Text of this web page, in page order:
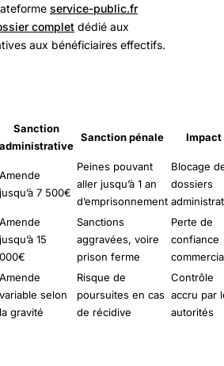
service-public.fr
complet dédié aux
aux bénéficiaires effectifs.
Sanction
administrative
Sanction pénale Impact
Amende
jusqu’à 7 500€
Peines pouvant
aller jusqu’à 1 an
d’emprisonnement
Blocage
dossiers
Amende
jusqu’à 15
000€
Sanctions
aggravées, voire
prison ferme
Perte de
confiance
Amende
variable selon
la gravité
Risque de
poursuites en cas
de récidive
Contrôle
accru par
autorités